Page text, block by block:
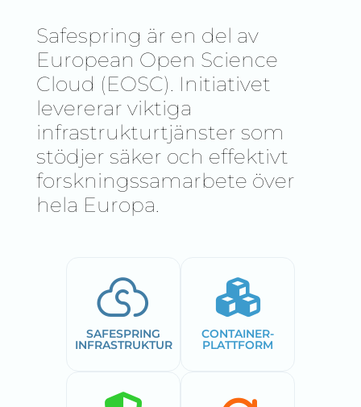
Safespring är en del av
European Open Science
Cloud (EOSC). Initiativet
levererar viktiga
infrastrukturtjänster som
stödjer säker och effektivt
forskningssamarbete över
hela Europa.
SAFESPRING
INFRASTRUKTUR
CONTAINER-
PLATTFORM